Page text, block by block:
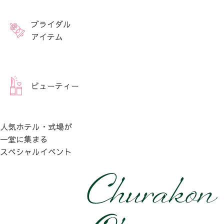
ブライダル
アイテム
ビューティー
人気ホテル・式場が
一堂に集まる
スペシャルイベント